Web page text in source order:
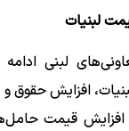
لبنیات
لبنی
افزایش حقوق و
قیمت